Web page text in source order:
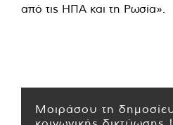
από τις ΗΠΑ και τη Ρωσία».
Μοιράσου τη